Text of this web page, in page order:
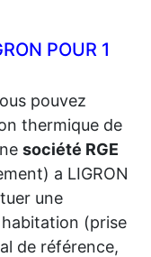
POUR 1
pouvez
thermique de
société RGE
a LIGRON
une
(prise
de référence,